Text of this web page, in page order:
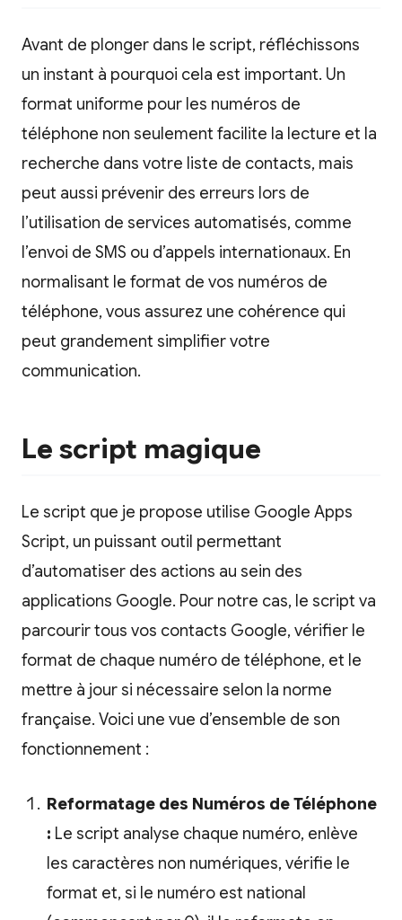
Avant de plonger dans le script, réfléchissons
un instant à pourquoi cela est important. Un
format uniforme pour les numéros de
téléphone non seulement facilite la lecture et la
recherche dans votre liste de contacts, mais
peut aussi prévenir des erreurs lors de
l’utilisation de services automatisés, comme
l’envoi de SMS ou d’appels internationaux. En
normalisant le format de vos numéros de
téléphone, vous assurez une cohérence qui
peut grandement simplifier votre
communication.
Le script magique
Le script que je propose utilise Google Apps
Script, un puissant outil permettant
d’automatiser des actions au sein des
applications Google. Pour notre cas, le script va
parcourir tous vos contacts Google, vérifier le
format de chaque numéro de téléphone, et le
mettre à jour si nécessaire selon la norme
française. Voici une vue d’ensemble de son
fonctionnement :
Reformatage des Numéros de Téléphone
: Le script analyse chaque numéro, enlève
les caractères non numériques, vérifie le
format et, si le numéro est national